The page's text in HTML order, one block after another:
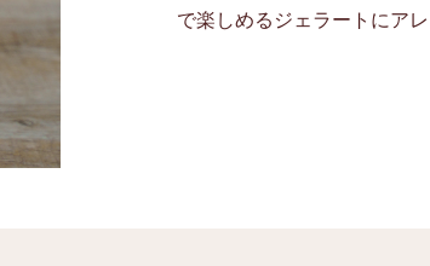
で楽しめるジェラートにアレ